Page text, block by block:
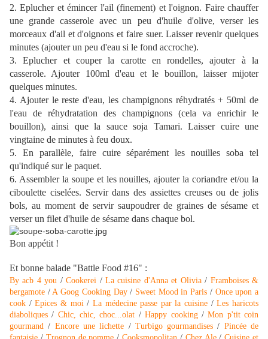
2. Eplucher et émincer l'ail (finement) et l'oignon. Faire chauffer
une grande casserole avec un peu d'huile d'olive, verser les
morceaux d'ail et d'oignons et faire suer. Laisser revenir quelques
minutes (ajouter un peu d'eau si le fond accroche).
3. Eplucher et couper la carotte en rondelles, ajouter à la
casserole. Ajouter 100ml d'eau et le bouillon, laisser mijoter
quelques minutes.
4. Ajouter le reste d'eau, les champignons réhydratés + 50ml de
l'eau de réhydratation des champignons (cela va enrichir le
bouillon), ainsi que la sauce soja Tamari. Laisser cuire une
vingtaine de minutes à feu doux.
5. En parallèle, faire cuire séparément les nouilles soba tel
qu'indiqué sur le paquet.
6. Assembler la soupe et les nouilles, ajouter la coriandre et/ou la
ciboulette ciselées. Servir dans des assiettes creuses ou de jolis
bols, au moment de servir saupoudrer de graines de sésame et
verser un filet d'huile de sésame dans chaque bol.
Bon appétit !
Et bonne balade "Battle Food #16" :
By acb 4 you /Cookerei /La cuisine d'Anna et Olivia/ Framboises &
bergamote /A Goog Cooking Day/ Sweet Mood in Paris / Once upon a
cook /Epices & moi/ La médecine passe par la cuisine /Les haricots
diaboliques / Chic, chic, choc...olat /Happy cooking/Mon p'tit coin
gourmand / Encore une lichette / Turbigo gourmandises / Pincée de